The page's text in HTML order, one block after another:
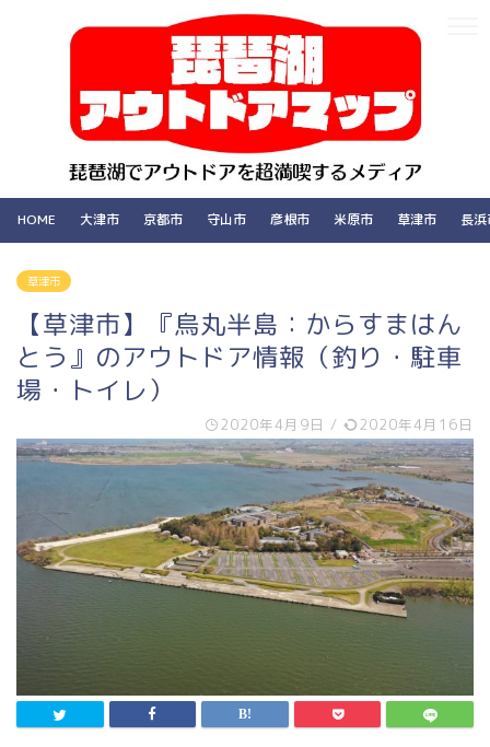
HOME 大津市 京都市 守山市 彦根市 米原市 草津市 長
草津市
【草津市】『烏丸半島：からすまはん
とう』のアウトドア情報（釣り・駐車
場・トイレ）
2020年4月9日 / 2020年4月16日